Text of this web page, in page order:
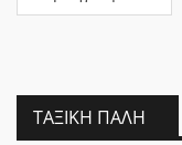
ΤΑΞΙΚΉ ΠΆΛΗ